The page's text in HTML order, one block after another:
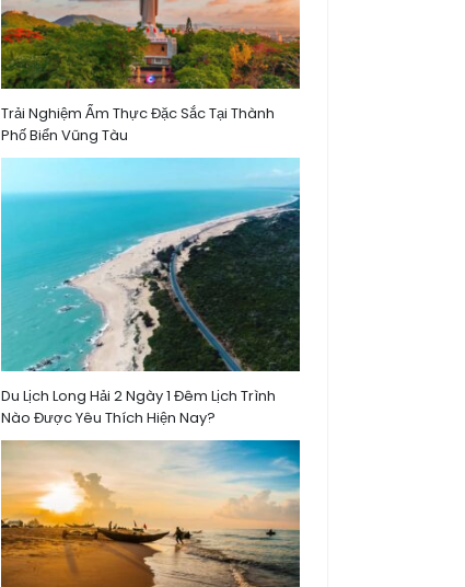
Trải Nghiệm Ẩm Thực Đặc Sắc Tại Thành
Phố Biển Vũng Tàu
Du Lịch Long Hải 2 Ngày 1 Đêm Lịch Trình
Nào Được Yêu Thích Hiện Nay?